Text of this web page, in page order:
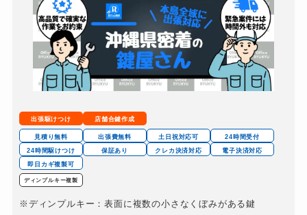
スーツケースカギ開け 8,800円～(税込)
金庫カギ開け 14,300円～(税込)
金庫カギ交換 11,000円～(税込)
ロッカーカギ開け 8,800円～(税込)
ドアノブカギ開け
ドアノブカギ作成 8,800円～(税込)
ドアノブカギ交換
出張駆けつけ 店舗合鍵作成
見積り無料 出張費無料 土日祝対応可
24時間受付
24時間駆けつけ
保証あり クレカ決済対応
電子決済対応
即日カギ複製可
ディンプルキー複製
※ディンプルキー：表面に複数の小さなくぼみがある鍵